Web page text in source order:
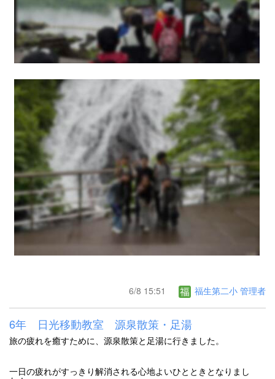
6/8 15:51 福生第二小 管理者
6年 日光移動教室 源泉散策・足湯
旅の疲れを癒すために、源泉散策と足湯に行きました。
一日の疲れがすっきり解消される心地よいひとときとなりまし